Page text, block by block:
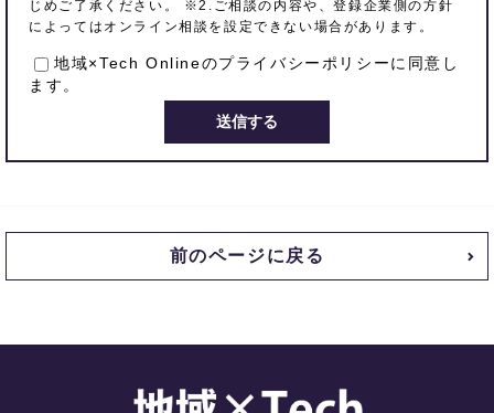
じめご了承ください。 ※2.ご相談の内容や、登録企業側の方針
によってはオンライン相談を設定できない場合があります。
地域×Tech Onlineのプライバシーポリシーに同意し
ます。
前のページに戻る